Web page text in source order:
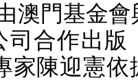
澳門基金
司合作出版
家陳迎憲依